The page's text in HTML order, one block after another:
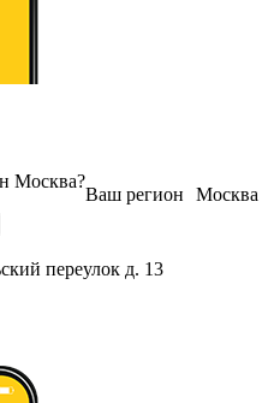
Москва
Ваш регион
Москва?
переулок д. 13